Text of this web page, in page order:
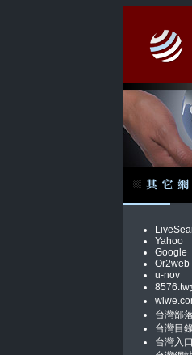
Yahoo
Google
Or2web
u-nov
8576.tw
台灣部
台灣目
台灣入